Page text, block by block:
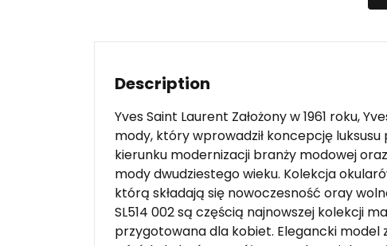
Description
Yves Saint Laurent Założony w 1961 roku,
mody, który wprowadził koncepcję
kierunku modernizacji branży modowej
mody dwudziestego wieku. Kolekcja
którą składają się nowoczesność oray
SL514 002 są częścią najnowszej kolekcji
przygotowana dla kobiet. Elegancki